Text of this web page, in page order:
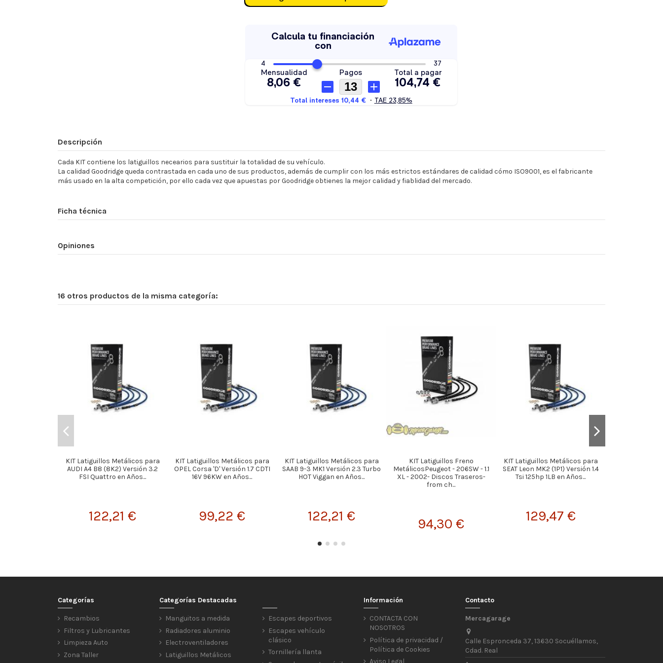
Descripción
Cada KIT contiene los latiguillos necearios para sustituir la totalidad de su vehículo.
La calidad Goodridge queda contrastada en cada uno de sus productos, además de cumplir con los más estrictos estándares de calidad cómo ISO9001, es el fabricante
más usado en la alta competición, por ello cada vez que apuestas por Goodridge obtienes la mejor calidad y fiablidad del mercado.
Ficha técnica
Opiniones
16 otros productos de la misma categoría:
KIT Latiguillos Metálicos para
AUDI A4 B8 (8K2) Versión 3.2
FSI Quattro en Años...
122,21 €
KIT Latiguillos Metálicos para
OPEL Corsa 'D' Versión 1.7 CDTI
16V 96KW en Años...
99,22 €
KIT Latiguillos Metálicos para
SAAB 9-3 MK1 Versión 2.3 Turbo
HOT Viggan en Años...
122,21 €
KIT Latiguillos Freno
MetálicosPeugeot - 206SW - 1.1
XL - 2002- Discos Traseros-
from ch...
94,30 €
KIT Latiguillos Metálicos para
SEAT Leon MK2 (1P1) Versión 1.4
Tsi 125hp 1LB en Años...
129,47 €
Categorías
Recambios
Filtros y Lubricantes
Limpieza Auto
Zona Taller
Categorías Destacadas
Manguitos a medida
Radiadores aluminio
Electroventiladores
Latiguillos Metálicos
Escapes deportivos
Escapes vehículo
clásico
Tornillería llanta
Información
CONTACTA CON
NOSOTROS
Política de privacidad /
Política de Cookies
Contacto
Mercagarage
Calle Espronceda 37, 13630 Socuéllamos,
Cdad. Real